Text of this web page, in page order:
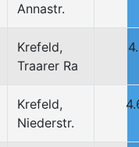
Annastr.
Krefeld,
Traarer Ra
Krefeld,
Niederstr.